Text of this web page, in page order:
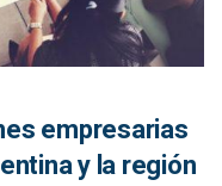
empresarias
y la región